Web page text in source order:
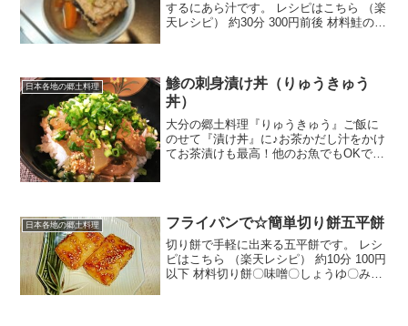
するにあら汁です。 レシピはこちら （楽
天レシピ） 約30分 300円前後 材料鮭のあ
日本各地の郷土料理
鯵の刺身漬け丼（りゅうきゅう
丼）
大分の郷土料理『りゅうきゅう』ご飯に
のせて『漬け丼』に♪お茶かだし汁をかけ
てお茶漬けも最高！他のお魚でもOKです
日本各地の郷土料理 フライパンで☆簡単切り餅五平餅
切り餅で手軽に出来る五平餅です。 レシ
ピはこちら （楽天レシピ） 約10分 100円
以下 材料切り餅〇味噌〇しょうゆ〇みり